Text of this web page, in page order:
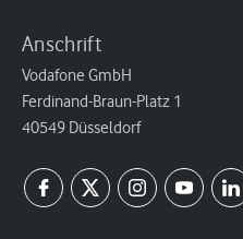
Anschrift
Vodafone GmbH
Ferdinand-Braun-Platz 1
40549 Düsseldorf